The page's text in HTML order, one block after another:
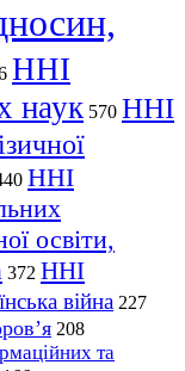
ННІ
наук 570 ННІ
ННІ
освіти,
372 ННІ
війна 227
208
та